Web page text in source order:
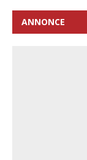
ANNONCE